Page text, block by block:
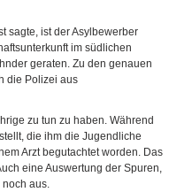
sagte, ist der Asylbewerber
im südlichen
geraten. Zu den genauen
die Polizei aus
zu tun zu haben. Während
die ihm die Jugendliche
Arzt begutachtet worden. Das
eine Auswertung der Spuren,
noch aus.